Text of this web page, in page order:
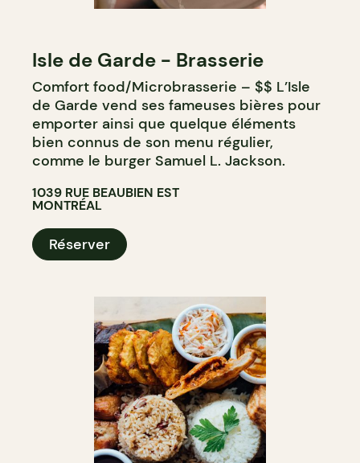
Isle de Garde - Brasserie
Comfort food/Microbrasserie – $$ L’Isle
de Garde vend ses fameuses bières pour
emporter ainsi que quelque éléments
bien connus de son menu régulier,
comme le burger Samuel L. Jackson.
1039 RUE BEAUBIEN EST
MONTRÉAL
Réserver